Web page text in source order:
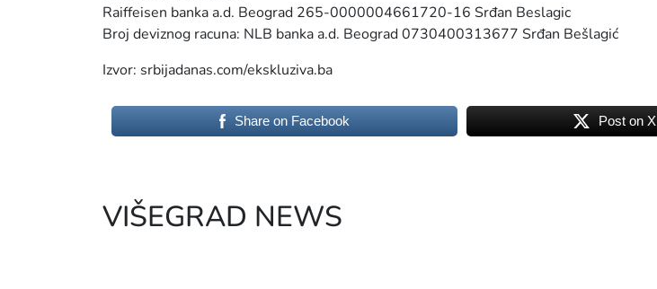
Raiffeisen banka a.d. Beograd 265-0000004661720-16 Srđan Beslagic
Broj deviznog racuna: NLB banka a.d. Beograd 0730400313677 Srđan Bešlagić
Izvor: srbijadanas.com/ekskluziva.ba
Share on Facebook Post on X
VIŠEGRAD NEWS